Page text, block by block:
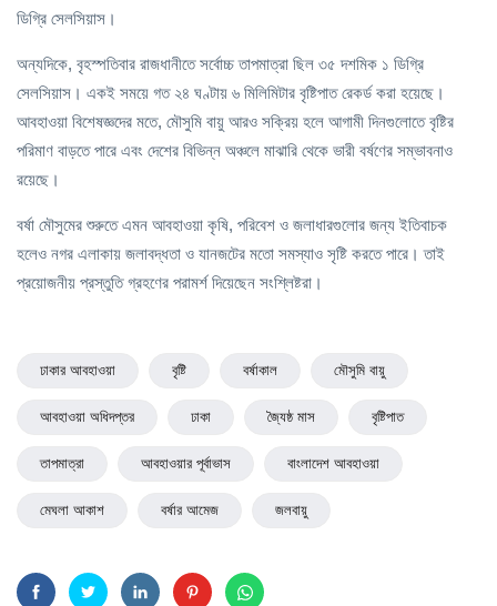
ডিগ্রি সেলসিয়াস।
অন্যদিকে, বৃহস্পতিবার রাজধানীতে সর্বোচ্চ তাপমাত্রা ছিল ৩৫ দশমিক ১ ডিগ্রি
সেলসিয়াস। একই সময়ে গত ২৪ ঘণ্টায় ৬ মিলিমিটার বৃষ্টিপাত রেকর্ড করা হয়েছে।
আবহাওয়া বিশেষজ্ঞদের মতে, মৌসুমি বায়ু আরও সক্রিয় হলে আগামী দিনগুলোতে বৃষ্টির
পরিমাণ বাড়তে পারে এবং দেশের বিভিন্ন অঞ্চলে মাঝারি থেকে ভারী বর্ষণের সম্ভাবনাও
রয়েছে।
বর্ষা মৌসুমের শুরুতে এমন আবহাওয়া কৃষি, পরিবেশ ও জলাধারগুলোর জন্য ইতিবাচক
হলেও নগর এলাকায় জলাবদ্ধতা ও যানজটের মতো সমস্যাও সৃষ্টি করতে পারে। তাই
প্রয়োজনীয় প্রস্তুতি গ্রহণের পরামর্শ দিয়েছেন সংশ্লিষ্টরা।
ঢাকার আবহাওয়া বৃষ্টি বর্ষাকাল মৌসুমি বায়ু
আবহাওয়া অধিদপ্তর ঢাকা জ্যৈষ্ঠ মাস বৃষ্টিপাত
তাপমাত্রা আবহাওয়ার পূর্বাভাস বাংলাদেশ আবহাওয়া
মেঘলা আকাশ বর্ষার আমেজ জলবায়ু